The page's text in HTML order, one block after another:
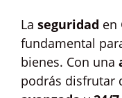
La seguridad en
fundamental
bienes. Con una
podrás disfrutar